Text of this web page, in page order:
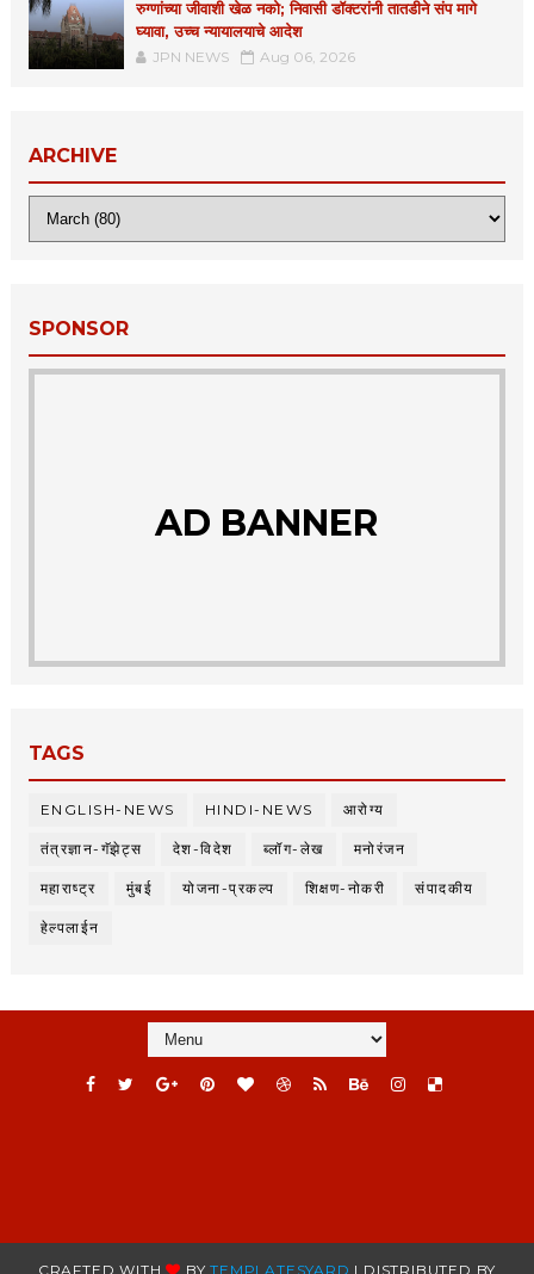
रुग्णांच्या जीवाशी खेळ नको; निवासी डॉक्टरांनी तातडीने संप मागे
घ्यावा, उच्च न्यायालयाचे आदेश
JPN NEWS Aug 06, 2026
ARCHIVE
SPONSOR
AD BANNER
TAGS
ENGLISH-NEWS HINDI-NEWS आरोग्य
तंत्रज्ञान-गॅझेट्स देश-विदेश ब्लॉग-लेख मनोरंजन
महाराष्ट्र मुंबई योजना-प्रकल्प शिक्षण-नोकरी संपादकीय
हेल्पलाईन
CRAFTED WITH BYTEMPLATESYARD | DISTRIBUTED BY